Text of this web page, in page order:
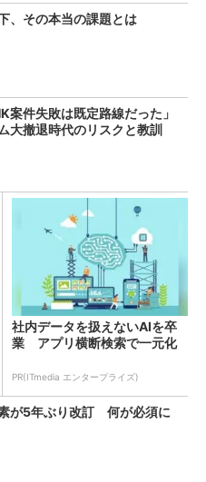
、その本当の課題とは
案件失敗は既定路線だった」
大撤退時代のリスクと教訓
社内データを扱えないAIを卒
業 アプリ横断検索で一元化
PR(ITmedia エンタープライズ)
が5年ぶり改訂 何が必須に